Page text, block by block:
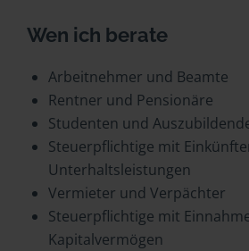
Wen ich berate
Arbeitnehmer und Beamte
Rentner und Pensionäre
Studenten und
Steuerpflichtige mit
Unterhaltsleistungen
Vermieter und Verpächter
Steuerpflichtige mit
Kapitalvermögen